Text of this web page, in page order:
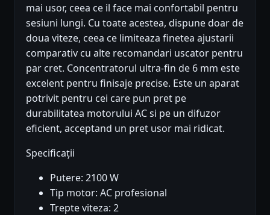
mai usor, ceea ce il face mai confortabil pentru
sesiuni lungi. Cu toate acestea, dispune doar de
doua viteze, ceea ce limiteaza finetea ajustarii
comparativ cu alte recomandari uscator pentru
par cret. Concentratorul ultra-fin de 6 mm este
excelent pentru finisaje precise. Este un aparat
potrivit pentru cei care pun pret pe
durabilitatea motorului AC si pe un difuzor
eficient, acceptand un pret usor mai ridicat.
Specificații
Putere: 2100 W
Tip motor: AC profesional
Trepte viteza: 2